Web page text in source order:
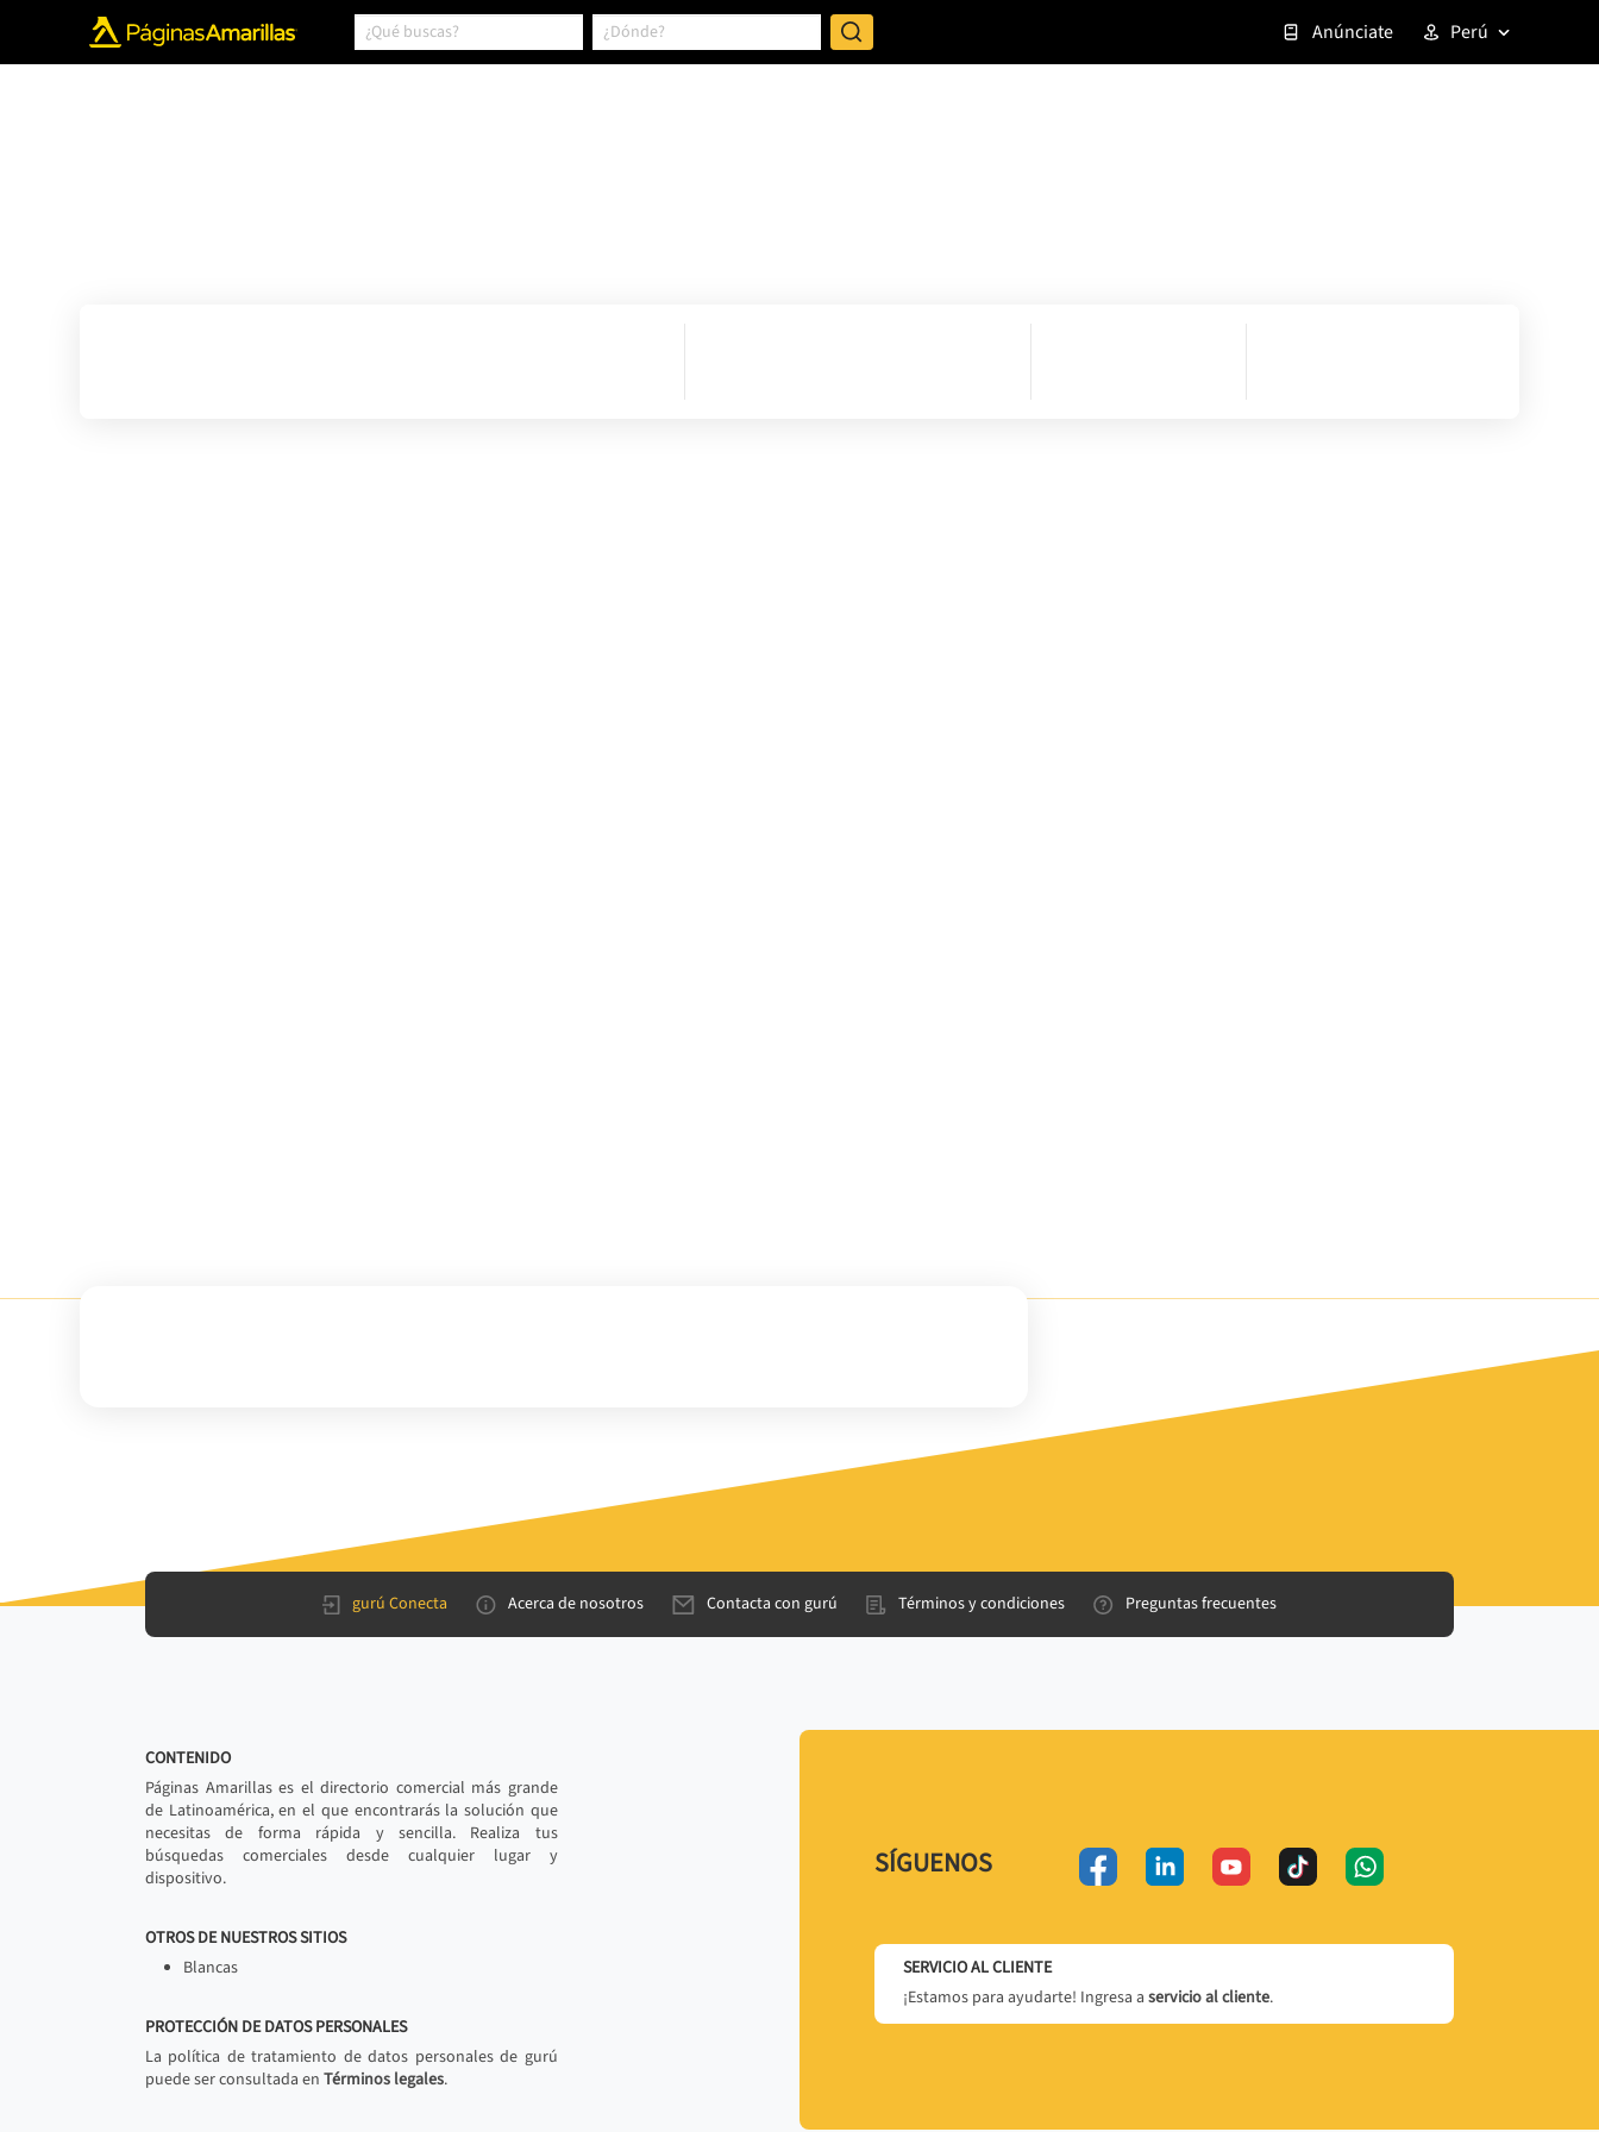
Anúnciate Perú
gurú Conecta Acerca de nosotros Contacta con gurú Términos y condiciones Preguntas frecuentes
CONTENIDO
Páginas Amarillas es el directorio comercial más grande
de Latinoamérica, en el que encontrarás la solución que
necesitas de forma rápida y sencilla. Realiza tus
búsquedas comerciales desde cualquier lugar y
dispositivo.
OTROS DE NUESTROS SITIOS
Blancas
PROTECCIÓN DE DATOS PERSONALES
La política de tratamiento de datos personales de gurú
puede ser consultada en Términos legales.
SÍGUENOS
SERVICIO AL CLIENTE
¡Estamos para ayudarte! Ingresa a servicio al cliente.